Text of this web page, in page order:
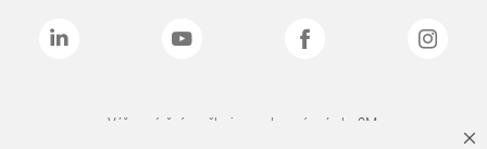
Výše zmíněné značky jsou ochranné známky 3M.